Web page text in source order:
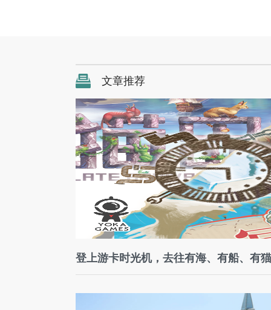
文章推荐
登上游卡时光机，去往有海、有船、有